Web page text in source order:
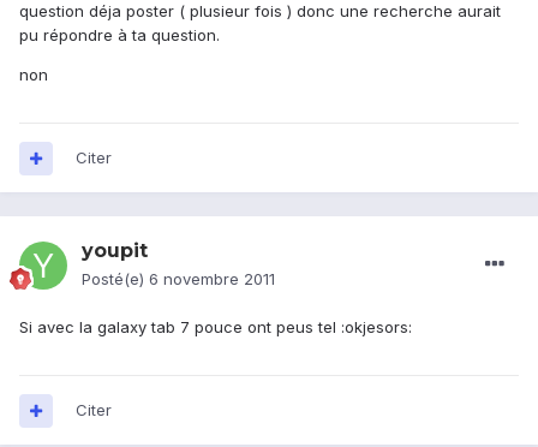
question déja poster ( plusieur fois ) donc une recherche aurait
pu répondre à ta question.
non
Citer
youpit
Posté(e) 6 novembre 2011
Si avec la galaxy tab 7 pouce ont peus tel :okjesors:
Citer